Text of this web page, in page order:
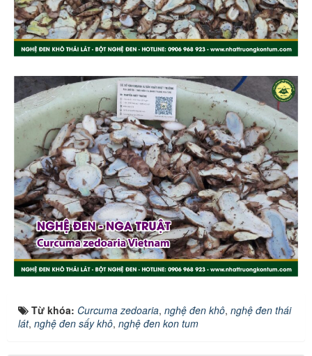
Từ khóa: Curcuma zedoaria, nghệ đen khô, nghệ đen thái
lát, nghệ đen sấy khô, nghệ đen kon tum